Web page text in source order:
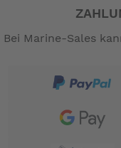
Bei Marine-Sales